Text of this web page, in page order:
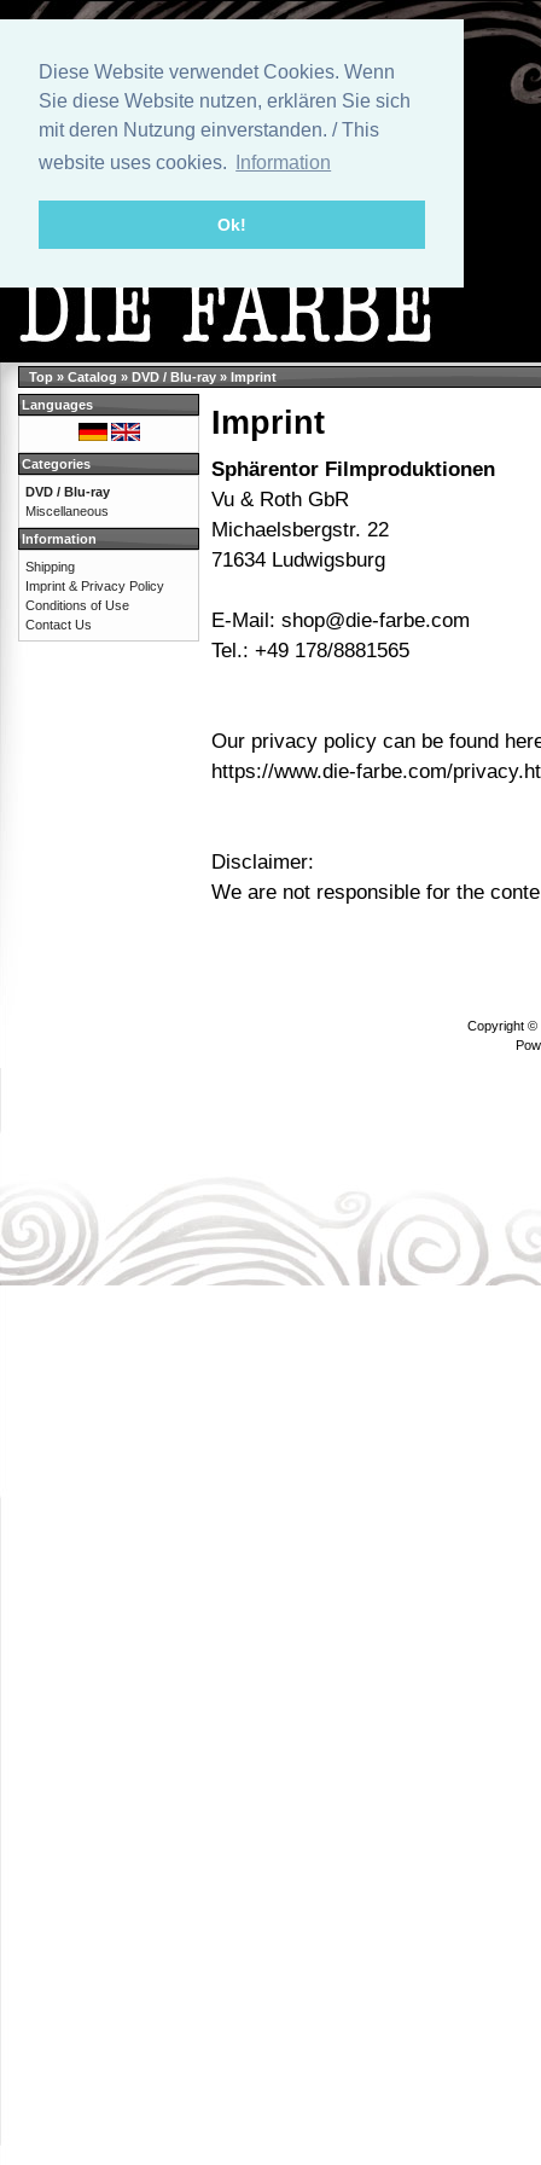
Diese Website verwendet Cookies. Wenn
Sie diese Website nutzen, erklären Sie sich
mit deren Nutzung einverstanden. / This
website uses cookies.
Information
Ok!
Top » Catalog » DVD / Blu-ray » Imprint
Imprint
Sphärentor Filmproduktionen
Vu & Roth GbR
Michaelsbergstr. 22
71634 Ludwigsburg
E-Mail: shop@die-farbe.com
Tel.: +49 178/8881565
Our privacy policy can be found
https://www.die-farbe.com/
Disclaimer:
We are not responsible for the
Languages
Categories
DVD / Blu-ray
Miscellaneous
Information
Shipping
Imprint & Privacy Policy
Conditions of Use
Contact Us
Copyright